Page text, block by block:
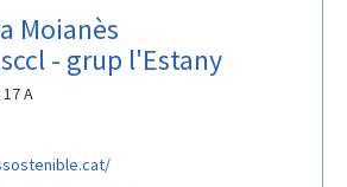
Moianès
- grup l'Estany
A